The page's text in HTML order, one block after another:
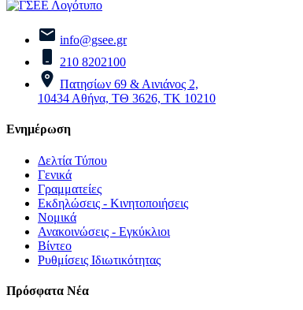
info@gsee.gr
210 8202100
Πατησίων 69 & Αινιάνος 2,
10434 Αθήνα, ΤΘ 3626, ΤΚ 10210
Ενημέρωση
Δελτία Τύπου
Γενικά
Γραμματείες
Εκδηλώσεις - Κινητοποιήσεις
Νομικά
Ανακοινώσεις - Εγκύκλιοι
Βίντεο
Ρυθμίσεις Ιδιωτικότητας
Πρόσφατα Νέα